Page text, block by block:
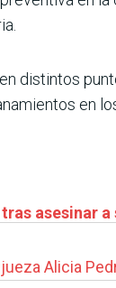
distintos
en
asesinar a
jueza Alicia